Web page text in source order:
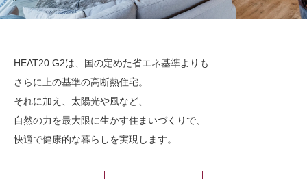
HEAT20 G2は、国の定めた省エネ基準よりも
さらに上の基準の高断熱住宅。
それに加え、太陽光や風など、
自然の力を最大限に生かす住まいづくりで、
快適で健康的な暮らしを実現します。